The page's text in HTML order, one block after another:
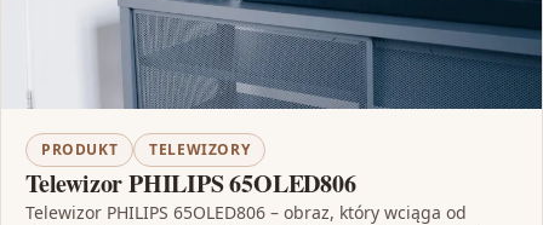
PRODUKT TELEWIZORY
Telewizor PHILIPS 65OLED806
Telewizor PHILIPS 65OLED806 – obraz, który wciąga od